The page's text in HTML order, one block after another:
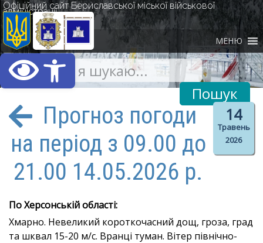
Відкрити Панель
Офіційний сайт Бериславської міської військової
адміністрації
МЕНЮ
14
Травень
2026
Прогноз погоди
на період з 09.00 до
21.00 14.05.2026 р.
По Херсонській області:
Хмарно. Невеликий короткочасний дощ, гроза, град
та шквал 15-20 м/с. Вранці туман. Вітер північно-